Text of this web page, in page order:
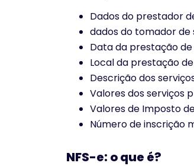
Dados do prestador
dados do tomador de
Data da prestação de
Local da prestação
Descrição dos
Valores dos serviços
Valores de Imposto
Número de inscrição
NFS-e: o que é?